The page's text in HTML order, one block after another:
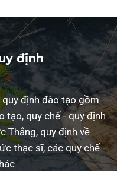
định
định đào tạo gồm
tạo, quy chế - quy định
Thắng, quy định về
thạc sĩ, các quy chế -